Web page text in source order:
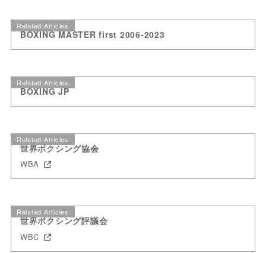
Related Articles
BOXING MASTER first 2006-2023
Related Articles
BOXING JP
Related Articles
世界ボクシング協会
WBA
Related Articles
世界ボクシング評議会
WBC